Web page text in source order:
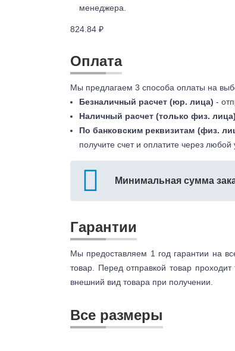
менеджера.
824.84 ₽
Оплата
Мы предлагаем 3 способа оплаты на
Безналичный расчет (юр. лица) -
Наличный расчет (только физ. лица)
По банковским реквизитам (физ.
получите счет и оплатите через любой
Минимальная сумма
Гарантии
Мы предоставляем 1 год гарантии на
товар. Перед отправкой товар
внешний вид товара при получении.
Все размеры